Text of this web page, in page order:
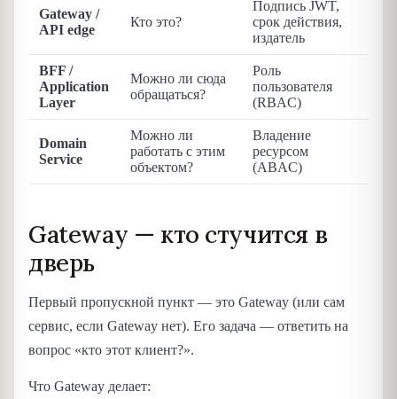
Gateway /
API edge
Кто это?
Подпись JWT,
срок действия,
издатель
BFF /
Application
Layer
Можно ли сюда
обращаться?
Роль
пользователя
(RBAC)
Domain
Service
Можно ли
работать с этим
объектом?
Владение
ресурсом
(ABAC)
Gateway — кто стучится в
дверь
Первый пропускной пункт — это Gateway (или сам
сервис, если Gateway нет). Его задача — ответить на
вопрос «кто этот клиент?».
Что Gateway делает: